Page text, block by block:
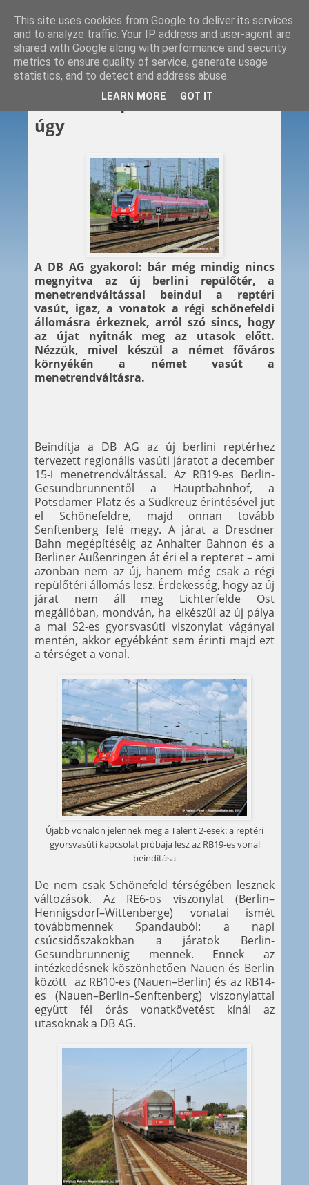
2013. 10. 22.
Vonat a reptérre – csak nem
úgy
A DB AG gyakorol: bár még mindig nincs
megnyitva az új berlini repülőtér, a
menetrendváltással beindul a reptéri
vasút, igaz, a vonatok a régi schönefeldi
állomásra érkeznek, arról szó sincs, hogy
az újat nyitnák meg az utasok előtt.
Nézzük, mivel készül a német főváros
környékén a német vasút a
menetrendváltásra.
Beindítja a DB AG az új berlini reptérhez
tervezett regionális vasúti járatot a december
15-i menetrendváltással. Az RB19-es Berlin-
Gesundbrunnentől a Hauptbahnhof, a
Potsdamer Platz és a Südkreuz érintésével jut
el Schönefeldre, majd onnan tovább
Senftenberg felé megy. A járat a Dresdner
Bahn megépítéséig az Anhalter Bahnon és a
Berliner Außenringen át éri el a repteret – ami
azonban nem az új, hanem még csak a régi
repülőtéri állomás lesz. Érdekesség, hogy az új
járat nem áll meg Lichterfelde Ost
megállóban, mondván, ha elkészül az új pálya
a mai S2-es gyorsvasúti viszonylat vágányai
mentén, akkor egyébként sem érinti majd ezt
a térséget a vonal.
Újabb vonalon jelennek meg a Talent 2-esek: a reptéri
gyorsvasúti kapcsolat próbája lesz az RB19-es vonal
beindítása
De nem csak Schönefeld térségében lesznek
változások. Az RE6-os viszonylat (Berlin–
Hennigsdorf–Wittenberge) vonatai ismét
továbbmennek Spandauból: a napi
csúcsidőszakokban a járatok Berlin-
Gesundbrunnenig mennek. Ennek az
intézkedésnek köszönhetően Nauen és Berlin
között az RB10-es (Nauen–Berlin) és az RB14-
es (Nauen–Berlin–Senftenberg) viszonylattal
együtt fél órás vonatkövetést kínál az
utasoknak a DB AG.
This site uses cookies from Google to deliver its services
and to analyze traffic. Your IP address and user-agent are
shared with Google along with performance and security
metrics to ensure quality of service, generate usage
statistics, and to detect and address abuse.
LEARN MORE GOT IT